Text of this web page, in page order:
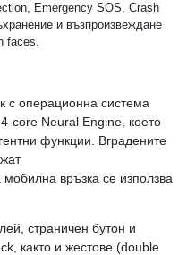
Emergency SOS, Crash
и възпроизвеждане
faces.
с операционна система
Neural Engine, което
функции. Вградените
връзка се използва
страничен бутон и
както и жестове (double